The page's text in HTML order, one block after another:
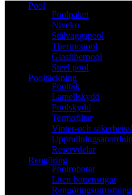
Pool
Poolpaket
Niveko
Stålväggspool
Thermopool
Glasfiberpool
Steel pool
Pooltäckning
Pooltak
Lamellskydd
Poolskydd
Termofiltar
Vinter-och
Reservdelar
Rengöring
Poolrobotar
Liten bottensugar
Rengöringsutrustning